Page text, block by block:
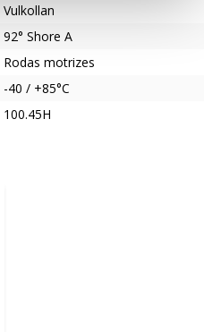
Vulkollan
92° Shore A
Rodas motrizes
-40 / +85°C
100.45H